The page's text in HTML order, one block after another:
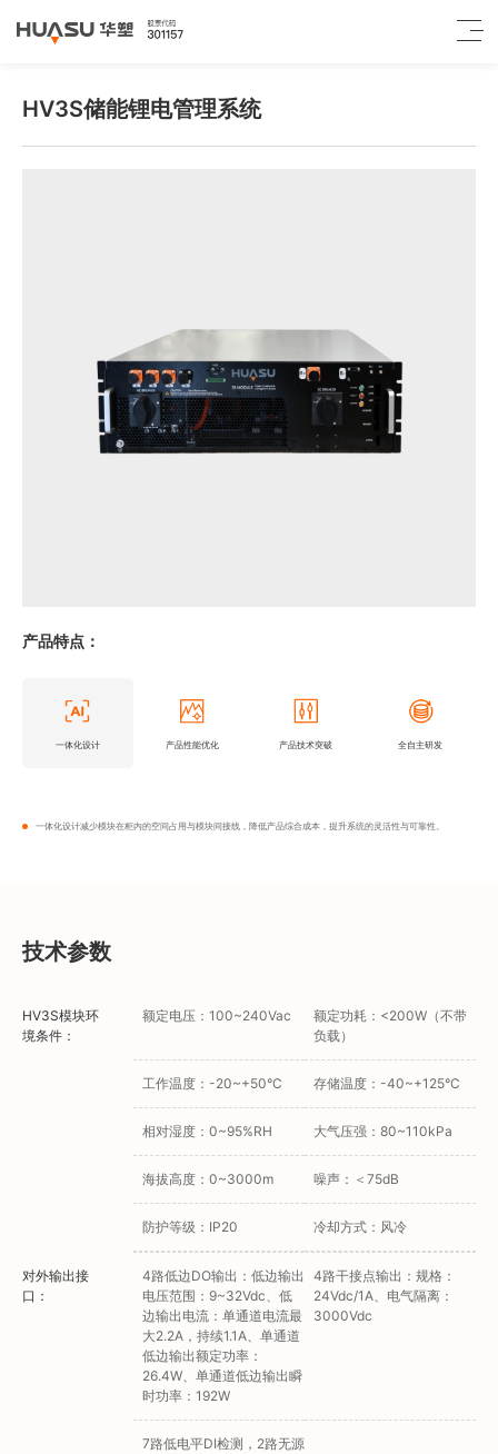
HV3S储能锂电管理系统
产品特点：
一体化设计 产品性能优化 产品技术突破 全自主研发
一体化设计减少模块在柜内的空间占用与模块间接线，降低产品综合成本，提升系统的灵活性与可靠性。
技术参数
HV3S模块环
境条件：
额定电压：100~240Vac
额定功耗：<200W（不带
负载）
工作温度：-20~+50°C 存储温度：-40~+125°C
相对湿度：0~95%RH 大气压强：80~110kPa
海拔高度：0~3000m 噪声：＜75dB
防护等级：IP20 冷却方式：风冷
对外输出接
口：
4路低边DO输出：低边输出
电压范围：9~32Vdc、低
边输出电流：单通道电流最
大2.2A，持续1.1A、单通道
低边输出额定功率：
26.4W、单通道低边输出瞬
时功率：192W
4路干接点输出：规格：
24Vdc/1A、电气隔离：
3000Vdc
7路低电平DI检测，2路无源